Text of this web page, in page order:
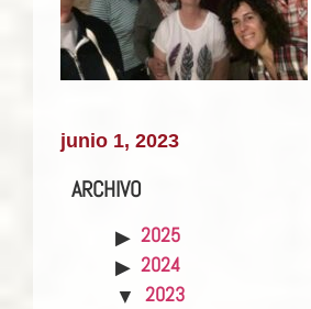
junio 1, 2023
ARCHIVO
2025
2024
2023